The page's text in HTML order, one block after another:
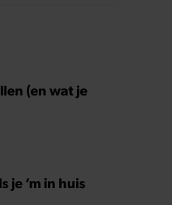
(en wat je
je ‘m in huis